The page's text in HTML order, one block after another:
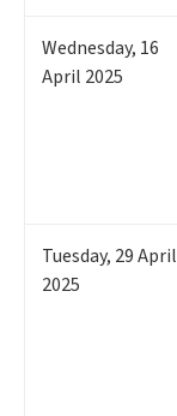
Wednesday, 16
April 2025
Tuesday, 29April
2025